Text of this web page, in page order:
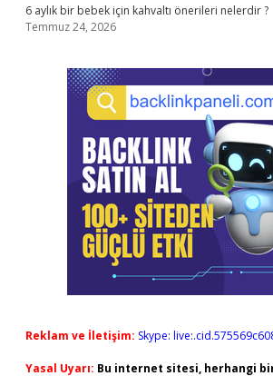
6 aylık bir bebek için kahvaltı önerileri nelerdir ?
Temmuz 24, 2026
Reklam ve İletişim: Skype:
Yasal Uyarı: Bu internet sitesi, herhangi